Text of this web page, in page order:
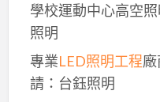
學校運動中心高空
照明
專業LED照明工程
請：台鈺照明